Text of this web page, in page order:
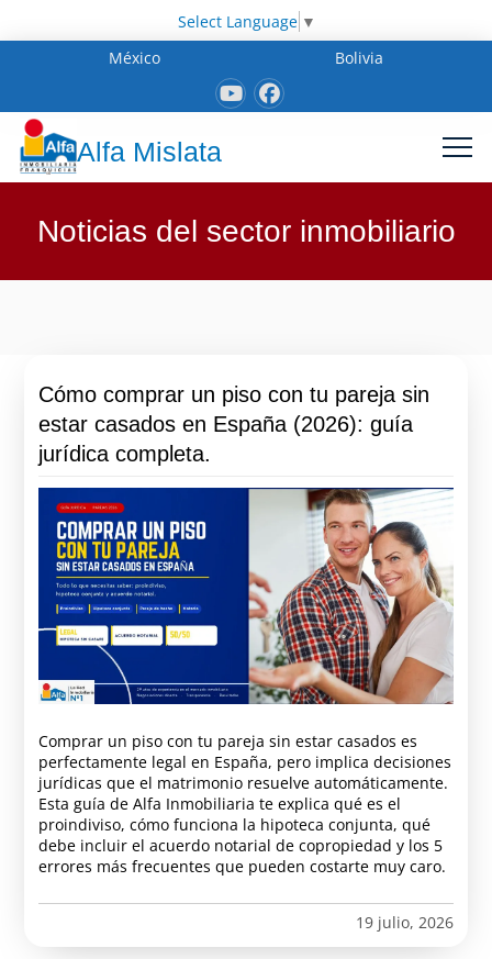
Select Language ▼
México
Bolivia
Alfa Mislata
Noticias del sector inmobiliario
Cómo comprar un piso con tu pareja sin
estar casados en España (2026): guía
jurídica completa.
Comprar un piso con tu pareja sin estar casados es
perfectamente legal en España, pero implica decisiones
jurídicas que el matrimonio resuelve automáticamente.
Esta guía de Alfa Inmobiliaria te explica qué es el
proindiviso, cómo funciona la hipoteca conjunta, qué
debe incluir el acuerdo notarial de copropiedad y los 5
errores más frecuentes que pueden costarte muy caro.
19 julio, 2026